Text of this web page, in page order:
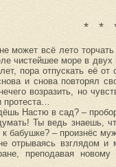
* *
может всё лето
чистейшее море в
пора отпускать её
и снова повторял
возразить, но
протеста…
Настю в сад? –
Ты ведь знаешь,
бабушке? – произнёс
отрываясь взглядом
преподавая